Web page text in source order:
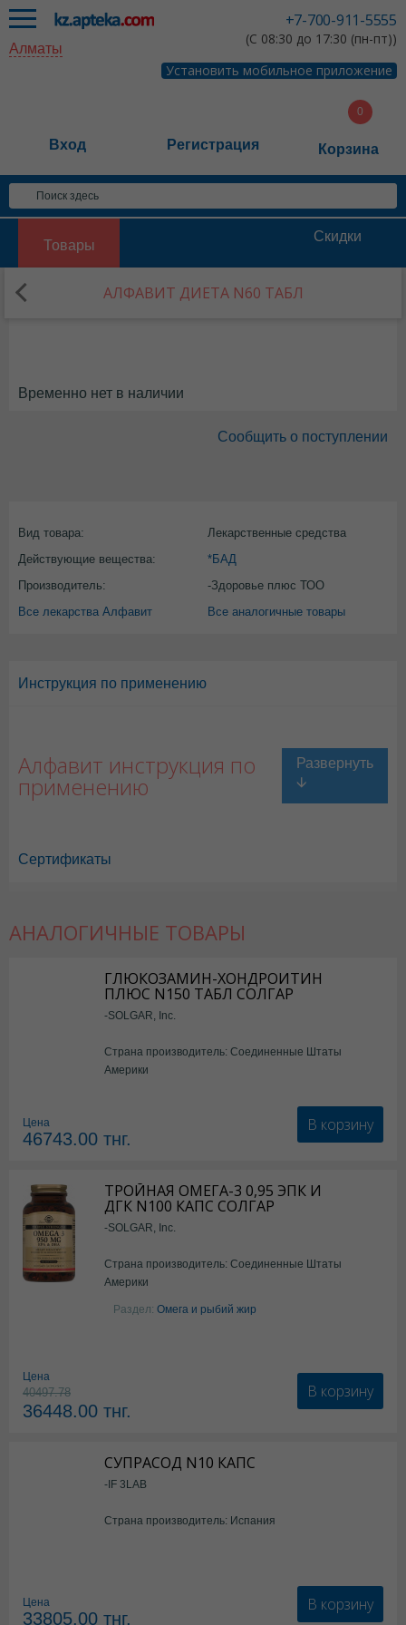
+7-700-911-5555
(С 08:30 до 17:30 (пн-пт))
Установить мобильное приложение
Алматы
Вход Регистрация Корзина
Товары
Скидки
АЛФАВИТ ДИЕТА N60 ТАБЛ
Временно нет в наличии
Сообщить о поступлении
Вид товара:
Лекарственные средства
Действующие вещества:
*БАД
Производитель:
-Здоровье плюс ТОО
Все лекарства Алфавит
Все аналогичные товары
Инструкция по применению
Алфавит инструкция по
применению
Алфавит в Астане, Алфавит в Уральске,
Сертификаты
АНАЛОГИЧНЫЕ ТОВАРЫ
ГЛЮКОЗАМИН-ХОНДРОИТИН
ПЛЮС N150 ТАБЛ СОЛГАР
-SOLGAR, Inc.
Страна производитель: Соединенные Штаты
Америки
Цена
46743.00 тнг.
В корзину
ТРОЙНАЯ ОМЕГА-3 0,95 ЭПК И
ДГК N100 КАПС СОЛГАР
-SOLGAR, Inc.
Страна производитель: Соединенные Штаты
Америки
Раздел: Омега и рыбий жир
Цена
40497.78
36448.00 тнг.
В корзину
СУПРАСОД N10 КАПС
-IF 3LAB
Страна производитель: Испания
Цена
33805.00 тнг.
В корзину